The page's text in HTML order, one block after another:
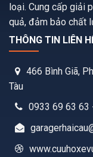
loại. Cung cấp giải
quả, đảm bảo chất
THÔNG TIN LIÊN
466 Bình Giã,
Tàu
0933 69 63 63